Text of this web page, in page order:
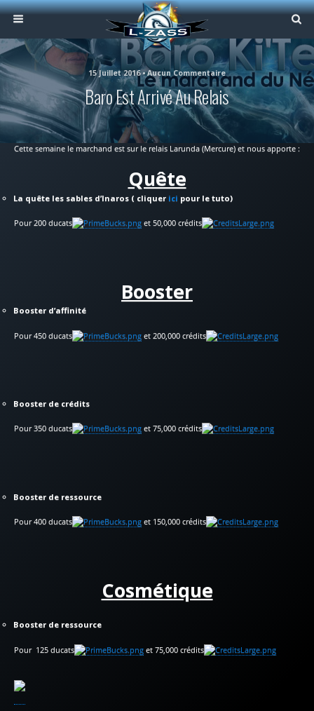
15 Juillet 2016 • Aucun Commentaire
Baro Est Arrivé Au Relais
Cette semaine le marchand est sur le relais Larunda (Mercure) et nous apporte :
Quête
La quête les sables d’Inaros ( cliquer ici pour le tuto)
Pour 200 ducats et 50,000 crédits
Booster
Booster d’affinité
Pour 450 ducats et 200,000 crédits
Booster de crédits
Pour 350 ducats et 75,000 crédits
Booster de ressource
Pour 400 ducats et 150,000 crédits
Cosmétique
Booster de ressource
Pour 125 ducats et 75,000 crédits